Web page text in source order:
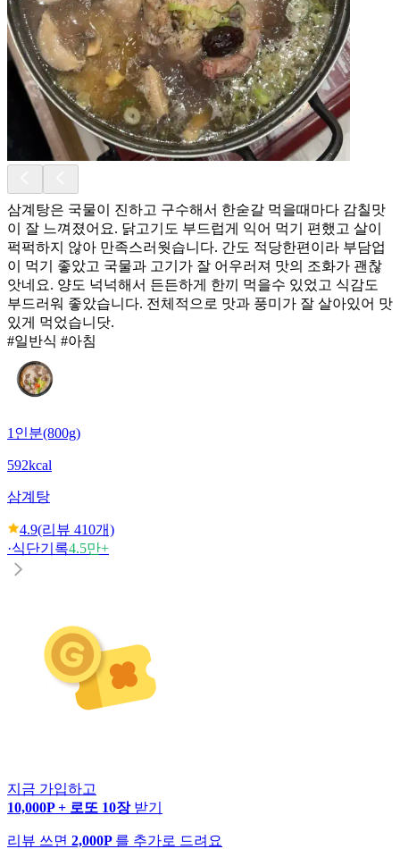
삼계탕은 국물이 진하고 구수해서 한숟갈 먹을때마다 감칠맛
이 잘 느껴졌어요. 닭고기도 부드럽게 익어 먹기 편했고 살이
퍽퍽하지 않아 만족스러웟습니다. 간도 적당한편이라 부담업
이 먹기 좋았고 국물과 고기가 잘 어우러져 맛의 조화가 괜찮
앗네요. 양도 넉넉해서 든든하게 한끼 먹을수 있었고 식감도
부드러워 좋았습니다. 전체적으로 맛과 풍미가 잘 살아있어 맛
있게 먹었습니닷.
#일반식 #아침
1인분(800g)
592kcal
삼계탕
4.9(리뷰 410개)
·식단기록4.5만+
지금 가입하고
10,000P + 로또 10장 받기
리뷰 쓰면 2,000P 를 추가로 드려요